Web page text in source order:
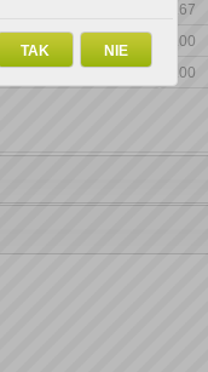
6.67
6.00
5.00
NIE
TAK